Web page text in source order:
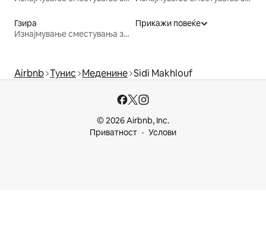
Гзира
Изнајмување сместувања за одмор
Прикажи повеќе
Airbnb Тунис Меденине Sidi Makhlouf
© 2026 Airbnb, Inc.
Приватност
Услови